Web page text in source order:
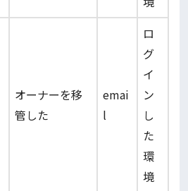
オーナーを移
管した
emai
l
ロ
グ
イ
ン
し
た
環
境